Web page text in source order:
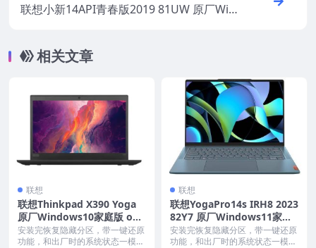
联想小新14API青春版2019 81UW 原厂Win
相关文章
联想
联想Thinkpad X390 Yoga
原厂Windows10家庭版 oe
m系统镜像下载
安装完恢复隐藏分区，带一键还原
功能，和出厂时的系统状态一模一
联想
联想YogaPro14s IRH8 2023
82Y7 原厂Windows11家庭
版 oem系统镜像下载
安装完恢复隐藏分区，带一键还原
功能，和出厂时的系统状态一模一